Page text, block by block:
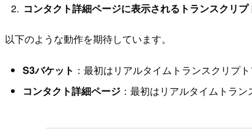
コンタクト詳細ページに表示されるトランスクリプ
以下のような動作を期待しています。
S3バケット ：最初はリアルタイムトランスクリプ
コンタクト詳細ページ：最初はリアルタイムトラ